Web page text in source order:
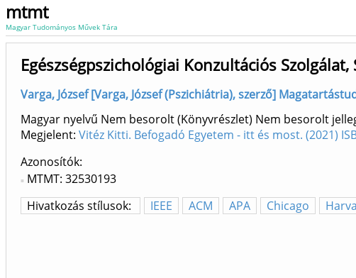
mtmt
Magyar Tudományos Művek Tára
Egészségpszichológiai Konzultációs
Varga, József [Varga, József (Pszichiátria), szerző]
Magyar nyelvű Nem besorolt (Könyvrészlet) Nem besorolt
Megjelent: Vitéz Kitti. Befogadó Egyetem - itt és most. (2021)
Azonosítók
MTMT: 32530193
Hivatkozás stílusok:
IEEE ACM APA Chicago